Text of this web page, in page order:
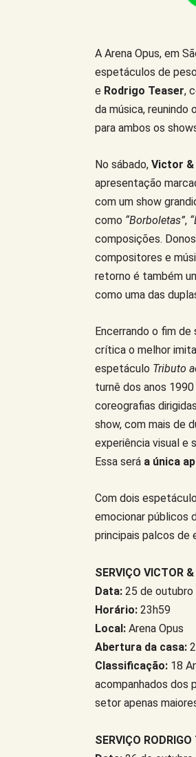
A Arena Opus, em
espetáculos de
e Rodrigo Teaser,
da música,
para ambos os
No sábado, Victor &
apresentação
com um show
como “Borboletas”,
composições.
compositores e
retorno é também
como uma das
Encerrando o fim de
crítica o melhor
espetáculo Tributo
turnê dos anos
coreografias
show, com mais de
experiência visual e
Essa será a única
Com dois
emocionar públicos
principais palcos de
SERVIÇO VICTOR &
Data: 25 de outubro
Horário: 23h59
Local: Arena Opus
Abertura da casa:
Classificação: 18
acompanhados dos
setor apenas
SERVIÇO